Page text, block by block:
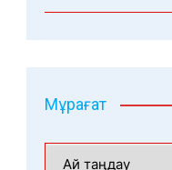
Мұрағат